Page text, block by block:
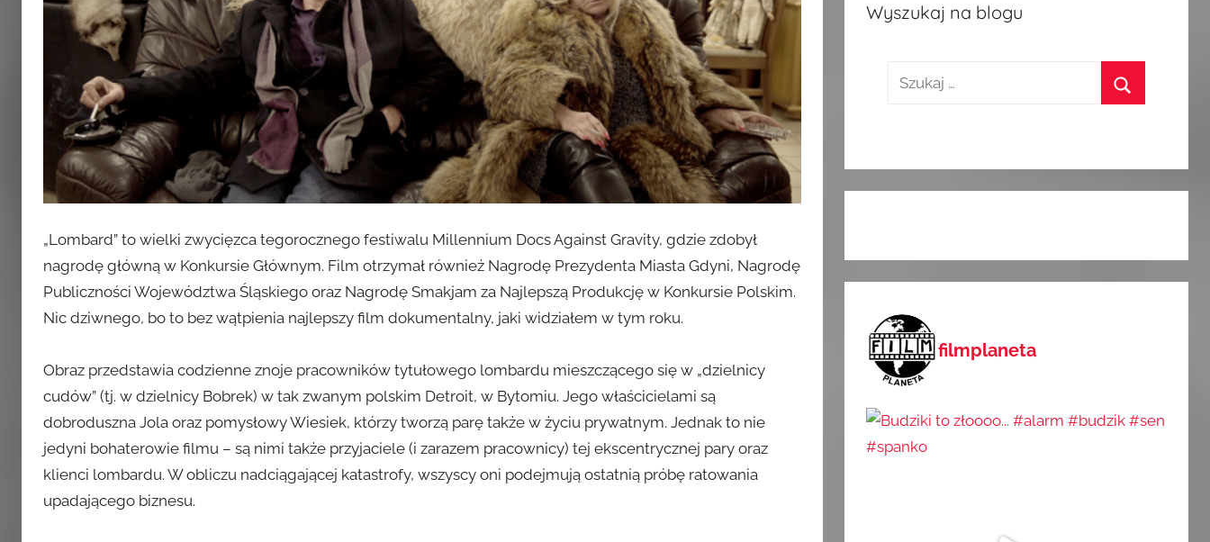
„Lombard” to wielki zwycięzca tegorocznego festiwalu Millennium Docs Against Gravity, gdzie zdobył
nagrodę główną w Konkursie Głównym. Film otrzymał również Nagrodę Prezydenta Miasta Gdyni, Nagrodę
Publiczności Województwa Śląskiego oraz Nagrodę Smakjam za Najlepszą Produkcję w Konkursie Polskim.
Nic dziwnego, bo to bez wątpienia najlepszy film dokumentalny, jaki widziałem w tym roku.
Obraz przedstawia codzienne znoje pracowników tytułowego lombardu mieszczącego się w „dzielnicy
cudów” (tj. w dzielnicy Bobrek) w tak zwanym polskim Detroit, w Bytomiu. Jego właścicielami są
dobroduszna Jola oraz pomysłowy Wiesiek, którzy tworzą parę także w życiu prywatnym. Jednak to nie
jedyni bohaterowie filmu – są nimi także przyjaciele (i zarazem pracownicy) tej ekscentrycznej pary oraz
klienci lombardu. W obliczu nadciągającej katastrofy, wszyscy oni podejmują ostatnią próbę ratowania
upadającego biznesu.
Wyszukaj na blogu
Szukaj:
filmplaneta